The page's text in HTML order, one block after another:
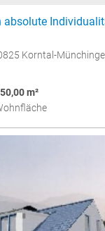
absolute
Korntal-
m²